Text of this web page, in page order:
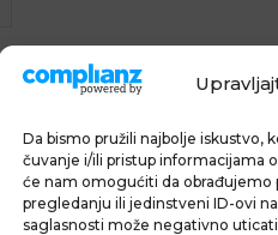
Da bismo pružili najbolje iskustvo,
čuvanje i/ili pristup informacijama
će nam omogućiti da obrađujemo
pregledanju ili jedinstveni ID-ovi
saglasnosti može negativno
ŠOPING